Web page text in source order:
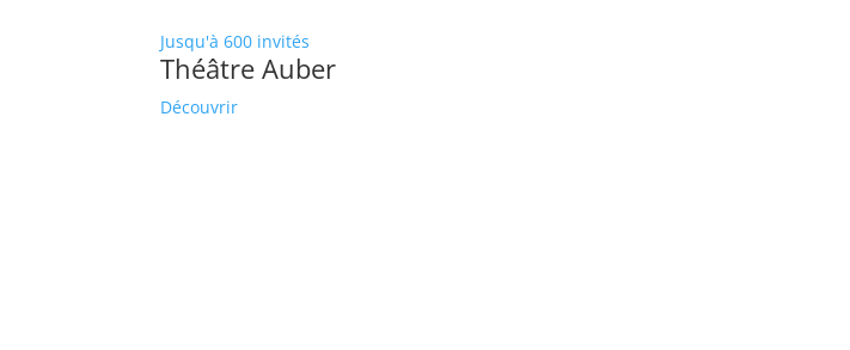
Jusqu'à 600 invités
Théâtre Auber
Découvrir